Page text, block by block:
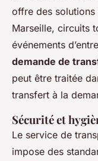
offre des
Marseille, circuits
événements
demande de
peut être traitée
transfert à la
Sécurité et
Le service de
impose des